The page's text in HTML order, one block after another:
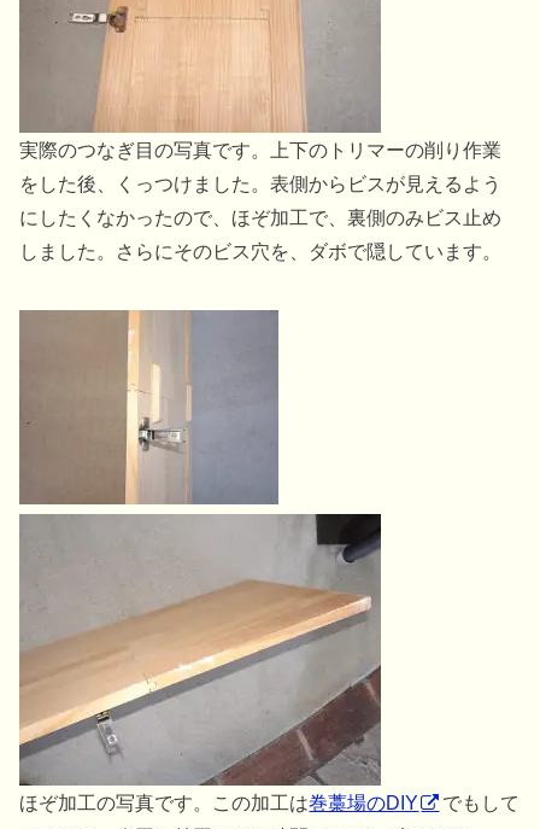
実際のつなぎ目の写真です。上下のトリマーの削り作業
をした後、くっつけました。表側からビスが見えるよう
にしたくなかったので、ほぞ加工で、裏側のみビス止め
しました。さらにそのビス穴を、ダボで隠しています。
ほぞ加工の写真です。この加工は巻藁場のDIY
でもして